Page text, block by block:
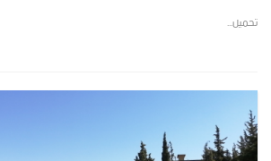
تحميل...